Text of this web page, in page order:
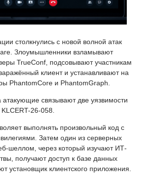
столкнулись с новой волной атак
Злоумышленники взламывают
TrueConf, подсовывают участникам
клиент и устанавливают на
PhantomCore и PhantomGraph.
атакующие связывают две уязвимости
26-058.
выполнять произвольный код с
Затем один из серверных
шеллом, через который изучают ИТ-
получают доступ к базе данных
установщик клиентского приложения.